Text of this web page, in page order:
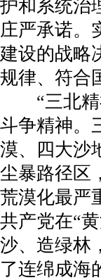
护和系统治
庄严承诺。
建设的战略
规律、符合
“三北精
斗争精神。
漠、四大沙
尘暴路径区
荒漠化最严
共产党在“
沙、造绿林
了连绵成海